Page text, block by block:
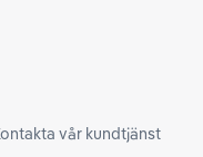
vår kundtjänst